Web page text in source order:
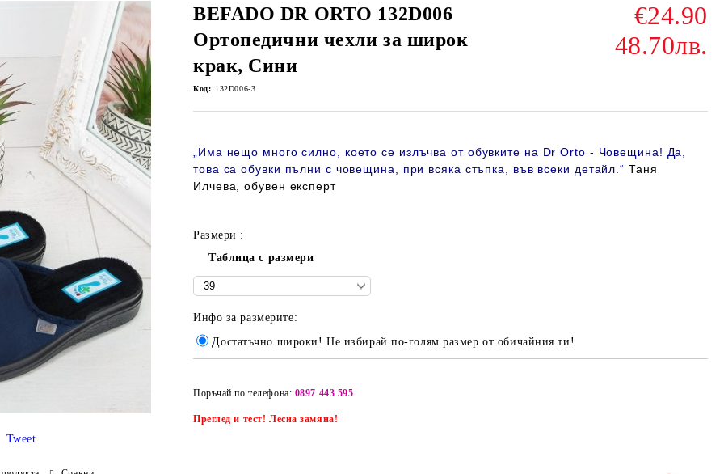
BEFADO DR ORTO 132D006
Ортопедични чехли за широк
крак, Сини
€24.90
48.70лв.
Код: 132D006-3
Има нещо много силно, което се излъчва от обувките на Dr Orto - Човещина! Да,
това са обувки пълни с човещина, при всяка стъпка, във всеки детайл .“ Таня
Илчева, обувен експерт
Размери :
Таблица с размери
Инфо за размерите:
Достатъчно широки! Не избирай по-голям размер от обичайния ти!
Поръчай по телефона: 0897 443 595
Преглед и тест! Лесна замяна!
Tweet